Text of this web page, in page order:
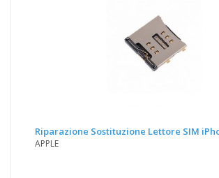
Riparazione Sostituzione Lettore SIM
APPLE